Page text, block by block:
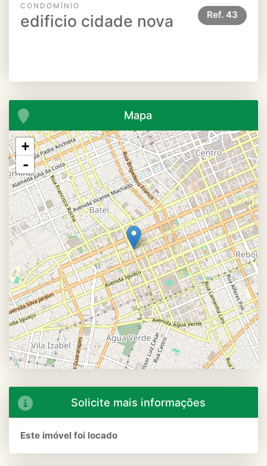
CONDOMÍNIO
edificio cidade nova Ref. 43
Mapa
+
-
Solicite mais informações
Este imóvel foi locado